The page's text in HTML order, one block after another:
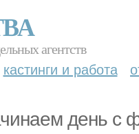
агентств
кастинги и работа
день с